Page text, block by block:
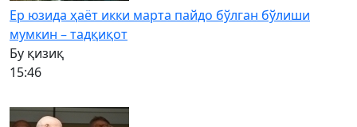
Ер юзида ҳаёт икки марта пайдо бўлган бўлиши
мумкин – тадқиқот
Бу қизиқ
15:46